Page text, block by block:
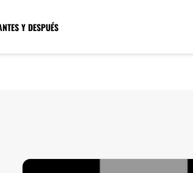
Y DESPUÉS